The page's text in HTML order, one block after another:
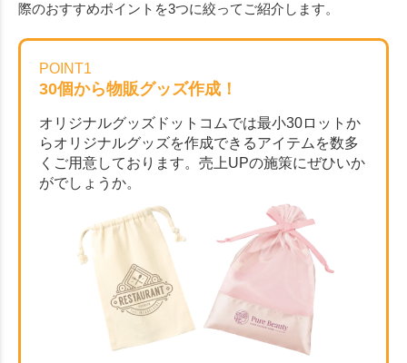
際のおすすめポイントを3つに絞ってご紹介します。
POINT1
30個から物販グッズ作成！
オリジナルグッズドットコムでは最小30ロットか
らオリジナルグッズを作成できるアイテムを数多
くご用意しております。売上UPの施策にぜひいか
がでしょうか。